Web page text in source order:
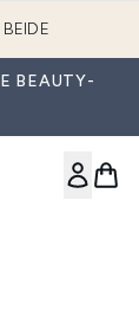
BEAUTY-